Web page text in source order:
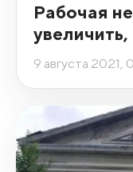
Рабочая
9 августа 2021,